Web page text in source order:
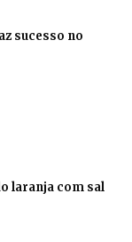
sucesso no
laranja com sal